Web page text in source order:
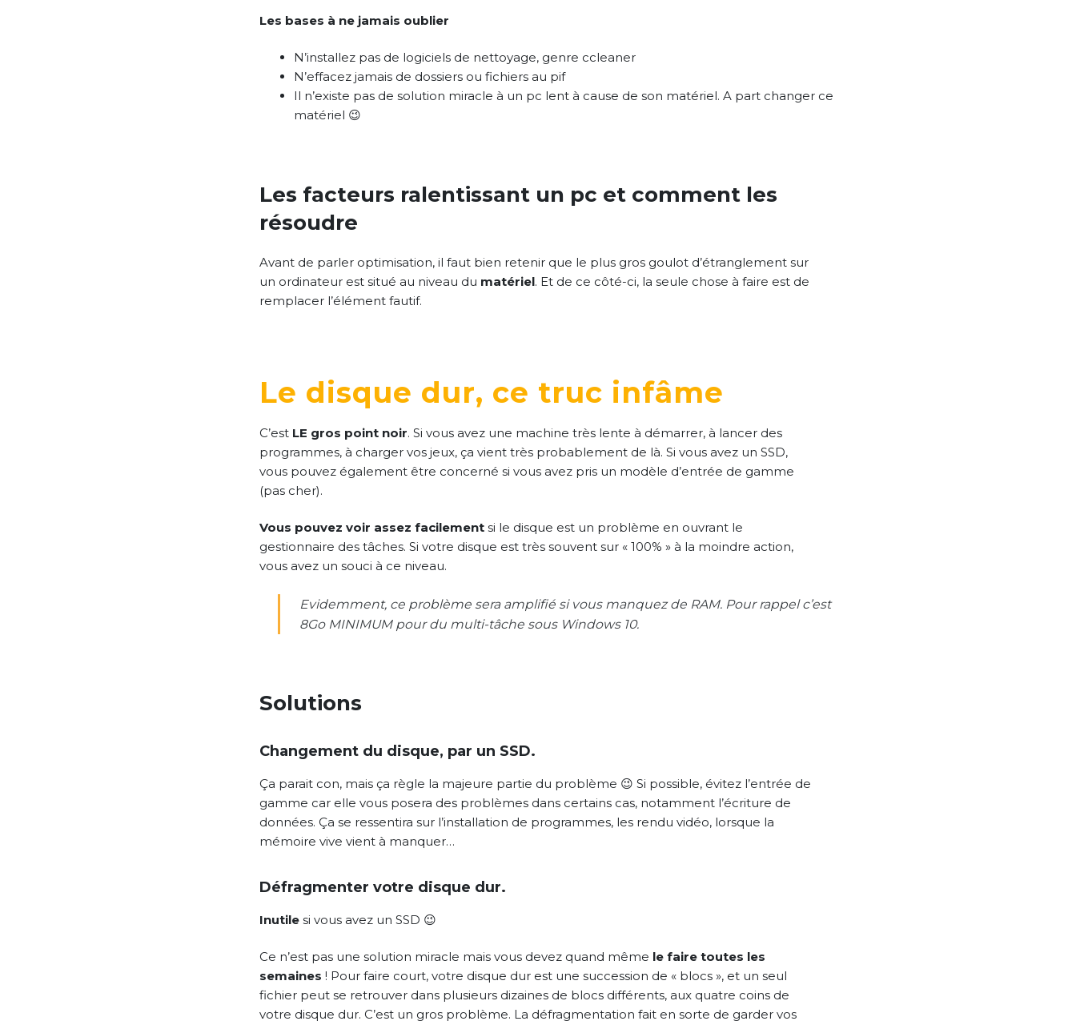
Les bases à ne jamais oublier
N’installez pas de logiciels de nettoyage, genre ccleaner
N’effacez jamais de dossiers ou fichiers au pif
Il n’existe pas de solution miracle à un pc lent à cause de son matériel. A part changer ce
matériel 😉
Les facteurs ralentissant un pc et comment les
résoudre
Avant de parler optimisation, il faut bien retenir que le plus gros goulot d’étranglement sur
un ordinateur est situé au niveau du matériel. Et de ce côté-ci, la seule chose à faire est de
remplacer l’élément fautif.
Le disque dur, ce truc infâme
C’est LE gros point noir. Si vous avez une machine très lente à démarrer, à lancer des
programmes, à charger vos jeux, ça vient très probablement de là. Si vous avez un SSD,
vous pouvez également être concerné si vous avez pris un modèle d’entrée de gamme
(pas cher).
Vous pouvez voir assez facilement si le disque est un problème en ouvrant le
gestionnaire des tâches. Si votre disque est très souvent sur « 100% » à la moindre action,
vous avez un souci à ce niveau.
Evidemment, ce problème sera amplifié si vous manquez de RAM. Pour rappel c’est
8Go MINIMUM pour du multi-tâche sous Windows 10.
Solutions
Changement du disque, par un SSD.
Ça parait con, mais ça règle la majeure partie du problème 😉 Si possible, évitez l’entrée de
gamme car elle vous posera des problèmes dans certains cas, notamment l’écriture de
données. Ça se ressentira sur l’installation de programmes, les rendu vidéo, lorsque la
mémoire vive vient à manquer…
Défragmenter votre disque dur.
Inutile si vous avez un SSD 😉
Ce n’est pas une solution miracle mais vous devez quand même le faire toutes les
semaines ! Pour faire court, votre disque dur est une succession de « blocs », et un seul
fichier peut se retrouver dans plusieurs dizaines de blocs différents, aux quatre coins de
votre disque dur. C’est un gros problème. La défragmentation fait en sorte de garder vos